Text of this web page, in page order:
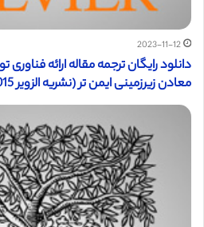
2023-11-12
دانلود رایگان ترجمه مقاله ارائه فناوری
معادن زیرزمینی ایمن تر (نشریه الزویر 2015)